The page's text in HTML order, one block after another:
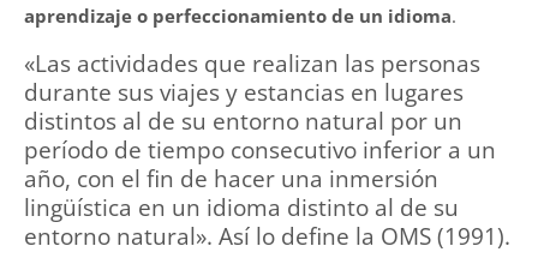
aprendizaje o perfeccionamiento de un idioma.
«Las actividades que realizan las personas
durante sus viajes y estancias en lugares
distintos al de su entorno natural por un
período de tiempo consecutivo inferior a un
año, con el fin de hacer una inmersión
lingüística en un idioma distinto al de su
entorno natural». Así lo define la OMS (1991).